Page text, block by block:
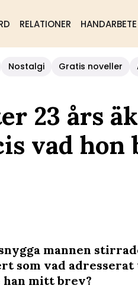
RELATIONER HANDARBETE
Nostalgi Gratis noveller
23 års
vad hon
mannen
som vad
han mitt brev?